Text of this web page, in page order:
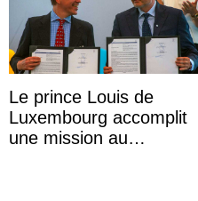
Le prince Louis de
Luxembourg accomplit
une mission au